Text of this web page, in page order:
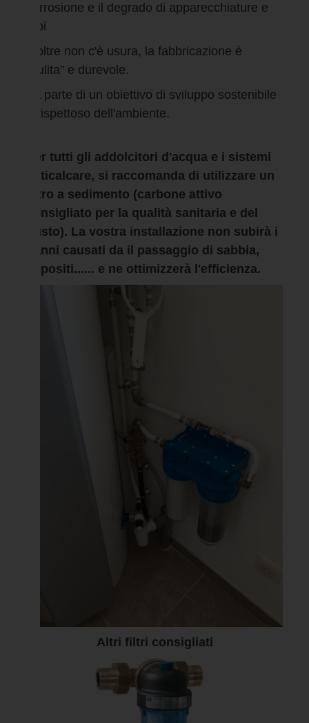
corrosione e il degrado di apparecchiature e
tubi
Inoltre non c'è usura, la fabbricazione è
"pulita" e durevole.
Fa parte di un obiettivo di sviluppo sostenibile
e rispettoso dell'ambiente.
Per tutti gli addolcitori d'acqua e i sistemi
anticalcare, si raccomanda di utilizzare un
filtro a sedimento (carbone attivo
consigliato per la qualità sanitaria e del
gusto). La vostra installazione non subirà i
danni causati da il passaggio di sabbia,
depositi...... e ne ottimizzerà l'efficienza.
Altri filtri consigliati